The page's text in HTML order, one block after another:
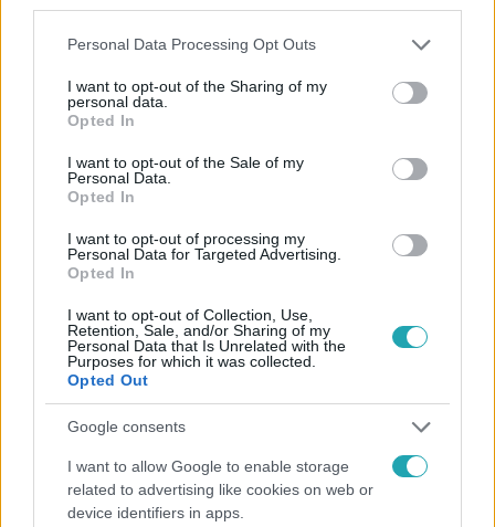
Please note that this website/app uses one or more Google
not limited to your visit or usage behaviour. You may click to
grant or deny consent to Google and its third-party tags to
use your data for below specified purposes in below Google
consent section.
Personal Data Processing Opt Outs
I want to opt-out of the Sharing of my
personal data.
Opted In
I want to opt-out of the Sale of my
Personal Data.
Opted In
I want to opt-out of processing my
Personal Data for Targeted Advertising.
Opted In
I want to opt-out of Collection, Use,
Retention, Sale, and/or Sharing of my
Personal Data that Is Unrelated with the
Purposes for which it was collected.
Opted Out
Google consents
I want to allow Google to enable storage
related to advertising like cookies on web or
device identifiers in apps.
Népszerű
Reggeli